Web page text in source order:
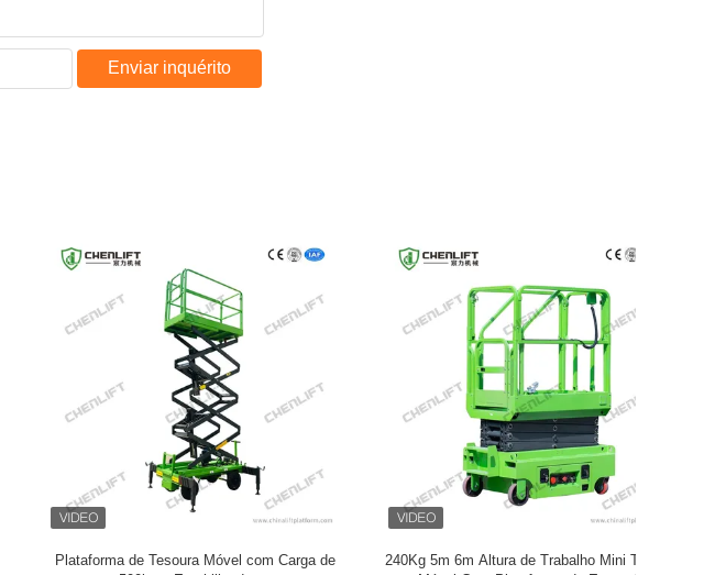
Enviar inquérito
240Kg 5m 6m Altura de Trabalho Mini Tesoura
Mini Elevador de Tesoura Semi-Elétrico